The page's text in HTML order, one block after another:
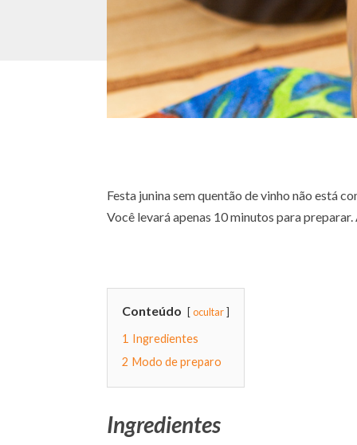
Festa junina sem quentão de vinho não está
Você levará apenas 10 minutos para
Conteúdo ocultar
1 Ingredientes
2 Modo de preparo
Ingredientes